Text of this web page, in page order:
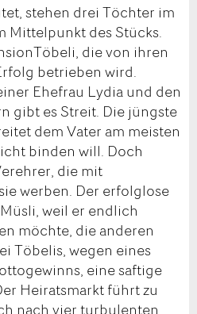
stehen drei Töchter im
Mittelpunkt des Stücks.
die von ihren
betrieben wird.
Ehefrau Lydia und den
gibt es Streit. Die jüngste
dem Vater am meisten
binden will. Doch
die mit
werben. Der erfolglose
weil er endlich
möchte, die anderen
Töbelis, wegen eines
eine saftige
Heiratsmarkt führt zu
nach vier turbulenten